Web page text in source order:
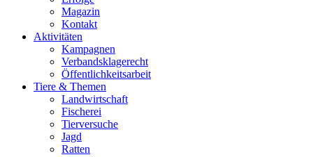
Magazin
Kontakt
Aktivitäten
Kampagnen
Verbandsklagerecht
Öffentlichkeitsarbeit
Tiere & Themen
Landwirtschaft
Fischerei
Tierversuche
Jagd
Ratten